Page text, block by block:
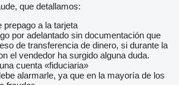
que detallamos:
prepago a la tarjeta
por adelantado sin documentación que
de transferencia de dinero, si durante la
el vendedor ha surgido alguna duda.
cuenta «fiduciaria»
alarmarle, ya que en la mayoría de los